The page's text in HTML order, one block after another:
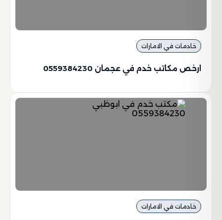
خادمات في الامارات
ارخص مكاتب خدم في عجمان 0559384230
خادمات في الامارات